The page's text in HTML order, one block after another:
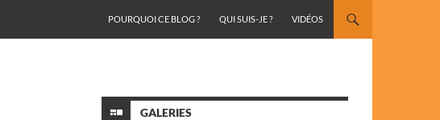
POURQUOI CE BLOG ?
QUI SUIS-JE ? VIDÉOS
GALERIES